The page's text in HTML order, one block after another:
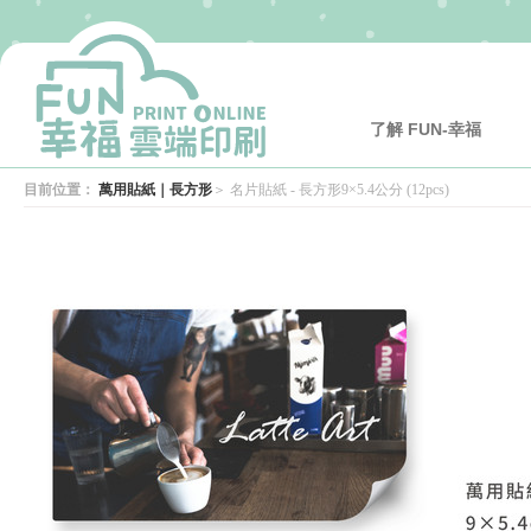
了解 FUN-幸福
目前位置： 萬用貼紙｜長方形 ＞ 名片貼紙 - 長方形9×5.4公分 (12pcs)